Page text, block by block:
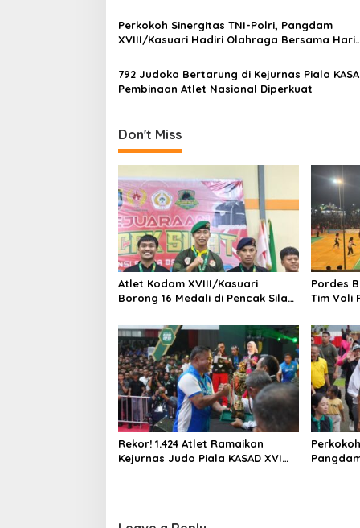
a
t
i
o
Perkokoh Sinergitas TNI-Polri, Pangdam
XVIII/Kasuari Hadiri Olahraga Bersama Hari
792 Judoka Bertarung di Kejurnas Piala
Pembinaan Atlet Nasional Diperkuat
Don't Miss
Atlet Kodam XVIII/Kasuari
Borong 16 Medali di Pencak Silat
Daya
Pordes
Tim Voli
Rekor! 1.424 Atlet Ramaikan
Kejurnas Judo Piala KASAD XVI